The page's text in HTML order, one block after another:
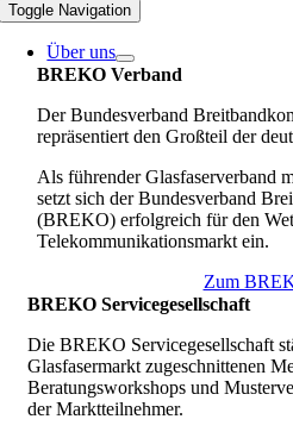
Toggle Navigation
Über uns
BREKO Verband
Der Bundesverband
repräsentiert den Großteil der
Als führender Glasfaserverband
setzt sich der Bundesverband
(BREKO) erfolgreich für den
Telekommunikationsmarkt ein.
Zum
BREKO Servicegesellschaft
Die BREKO Servicegesellschaft
Glasfasermarkt zugeschnittenen
Beratungsworkshops und
der Marktteilnehmer.